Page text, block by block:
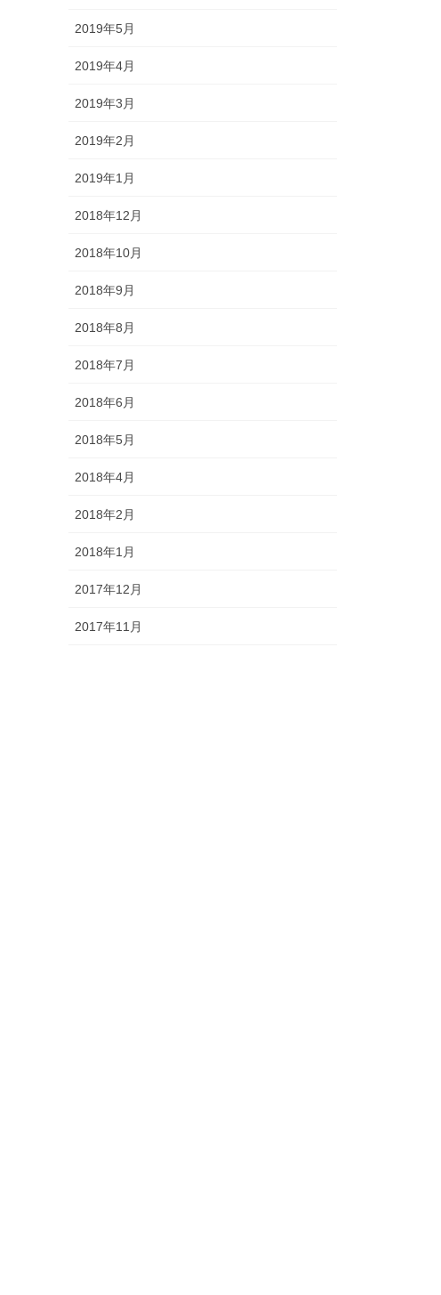
2019年5月
2019年4月
2019年3月
2019年2月
2019年1月
2018年12月
2018年10月
2018年9月
2018年8月
2018年7月
2018年6月
2018年5月
2018年4月
2018年2月
2018年1月
2017年12月
2017年11月